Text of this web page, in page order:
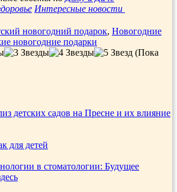
Интересные новости
новогодний подарок, Новогодние
новогодние подарки
(Пока
детских садов на Пресне и их влияние
для детей
в стоматологии: Будущее